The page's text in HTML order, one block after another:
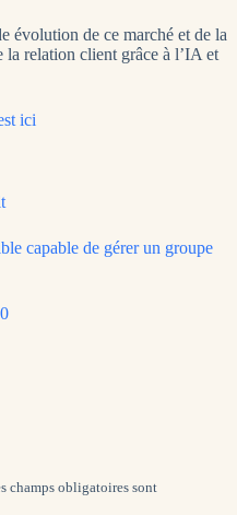
évolution de ce marché et de la
relation client grâce à l’IA et
ici
capable de gérer un groupe
champs obligatoires sont